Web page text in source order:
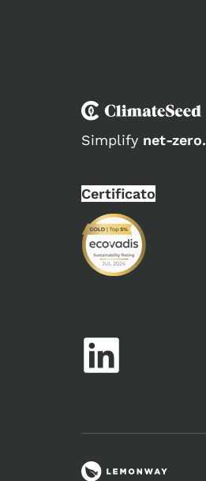
Simplify net-zero.
Certificato